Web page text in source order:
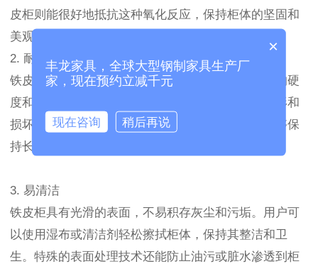
皮柜则能很好地抵抗这种氧化反应，保持柜体的坚固和
美观。
2. 耐用
铁皮柜作为大众浴池更衣柜的材质之一，具有很强的硬
度和耐磨性。它可以经受较大的物理压力，不易变形和
损坏。在大量使用和频繁开关的情况下，铁皮柜能够保
持长时间的稳定使用，延长柜体的使用寿命。
3. 易清洁
铁皮柜具有光滑的表面，不易积存灰尘和污垢。用户可
以使用湿布或清洁剂轻松擦拭柜体，保持其整洁和卫
生。特殊的表面处理技术还能防止油污或脏水渗透到柜
×
丰龙家具，全球大型钢制家具生产厂
家，现在预约立减千元
现在咨询 稍后再说